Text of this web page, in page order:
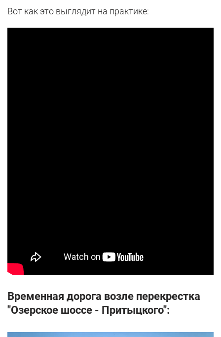
Вот как это выглядит на практике:
Временная дорога возле перекрестка
"Озерское шоссе - Притыцкого":